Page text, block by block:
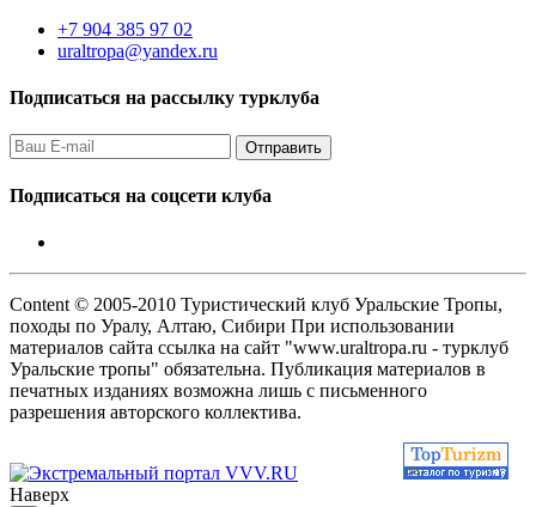
+7 904 385 97 02
uraltropa@yandex.ru
Подписаться на рассылку турклуба
Подписаться на соцсети клуба
Content © 2005-2010 Туристический клуб Уральские Тропы,
походы по Уралу, Алтаю, Сибири При использовании
материалов сайта ссылка на сайт "www.uraltropa.ru - турклуб
Уральские тропы" обязательна. Публикация материалов в
печатных изданиях возможна лишь с письменного
разрешения авторского коллектива.
Наверх